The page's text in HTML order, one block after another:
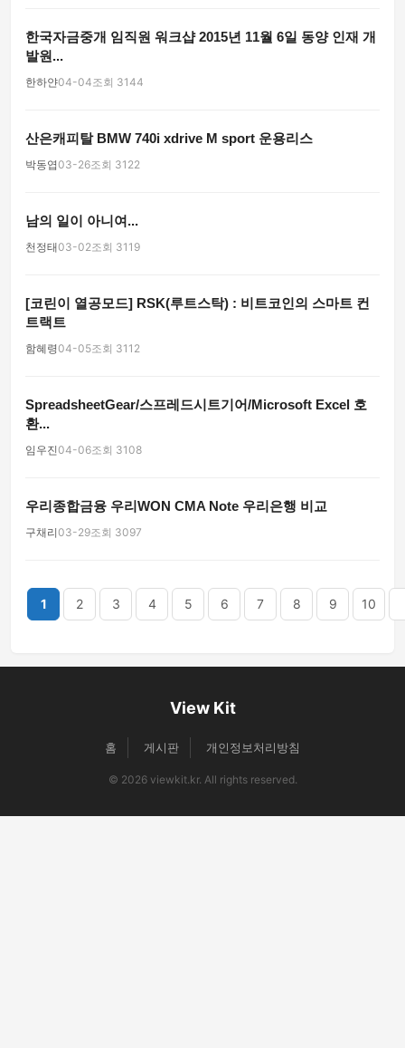
한국자금중개 임직원 워크샵 2015년 11월 6일 동양 인재 개
발원...
한하얀04-04조회 3144
산은캐피탈 BMW 740i xdrive M sport 운용리스
박동엽03-26조회 3122
남의 일이 아니여...
천정태03-02조회 3119
[코린이 열공모드] RSK(루트스탁) : 비트코인의 스마트 컨
트랙트
함혜령04-05조회 3112
SpreadsheetGear/스프레드시트기어/Microsoft Excel 호
환...
임우진04-06조회 3108
우리종합금융 우리WON CMA Note 우리은행 비교
구채리03-29조회 3097
1 2 3 4 5 6 7 8 9 10
View Kit
홈 게시판 개인정보처리방침
© 2026 viewkit.kr. All rights reserved.